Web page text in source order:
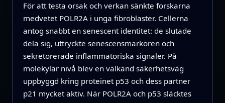
För att testa orsak och verkan sänkte forskarna
medvetet POLR2A i unga fibroblaster. Cellerna
antog snabbt en senescent identitet: de slutade
dela sig, uttryckte senescensmarkören och
sekretorerade inflammatoriska signaler. På
molekylär nivå blev en välkänd säkerhetsväg
uppbyggd kring proteinet p53 och dess partner
p21 mycket aktiv. När POLR2A och p53 släcktes